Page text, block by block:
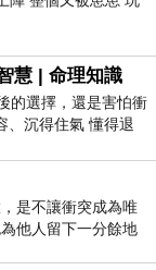
都沒有經濟上
較高的收入，另
的事。這和我
活得太長與生
處在金融業，所
，而且接觸各
慧 | 命理知識
的選擇，還是害怕衝
沉得住氣 懂得退
是不讓衝突成為唯
他人留下一分餘地